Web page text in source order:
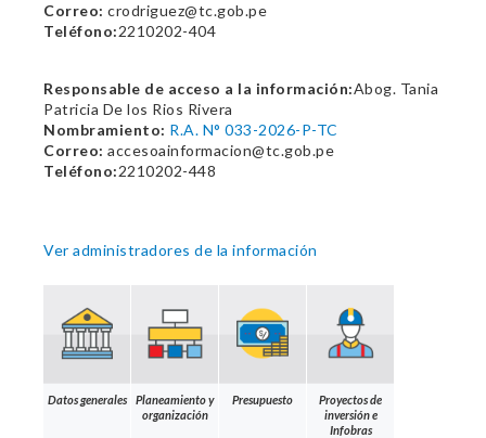
Correo: crodriguez@tc.gob.pe
Teléfono:2210202-404
Responsable de acceso a la información:Abog. Tania
Patricia De los Rios Rivera
Nombramiento: R.A. N° 033-2026-P-TC
Correo: accesoainformacion@tc.gob.pe
Teléfono:2210202-448
Ver administradores de la información
Datos generales
Planeamiento y
organización
Presupuesto
Proyectos de
inversión e
Infobras